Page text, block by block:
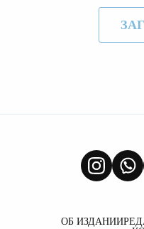
ОБ ИЗДАНИИ